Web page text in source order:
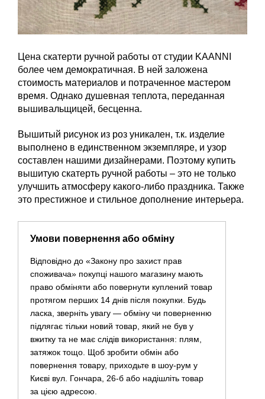
Цена скатерти ручной работы от студии KAANNI
более чем демократичная. В ней заложена
стоимость материалов и потраченное мастером
время. Однако душевная теплота, переданная
вышивальщицей, бесценна.
Вышитый рисунок из роз уникален, т.к. изделие
выполнено в единственном экземпляре, и узор
составлен нашими дизайнерами. Поэтому купить
вышитую скатерть ручной работы – это не только
улучшить атмосферу какого-либо праздника. Также
это престижное и стильное дополнение интерьера.
Умови повернення або обміну
Відповідно до «Закону про захист прав
споживача» покупці нашого магазину мають
право обміняти або повернути куплений товар
протягом перших 14 днів після покупки. Будь
ласка, зверніть увагу — обміну чи поверненню
підлягає тільки новий товар, який не був у
вжитку та не має слідів використання: плям,
затяжок тощо. Щоб зробити обмін або
повернення товару, приходьте в шоу-рум у
Києві вул. Гончара, 26-б або надішліть товар
за цією адресою.